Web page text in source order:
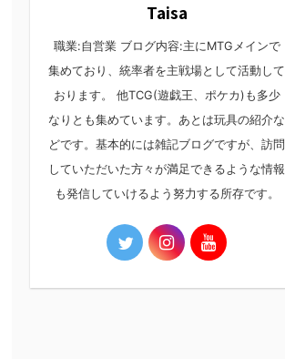
Taisa
職業:自営業 ブログ内容:主にMTGメインで
集めており、統率者を主戦場として活動して
おります。 他TCG(遊戯王、ポケカ)も多少
なりとも集めています。あとは玩具の紹介な
どです。基本的には雑記ブログですが、訪問
していただいた方々が満足できるような情報
も発信していけるよう努力する所存です。